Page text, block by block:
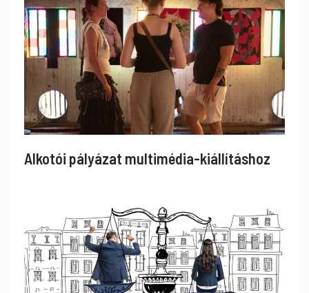
Alkotói pályázat multimédia-kiállításhoz